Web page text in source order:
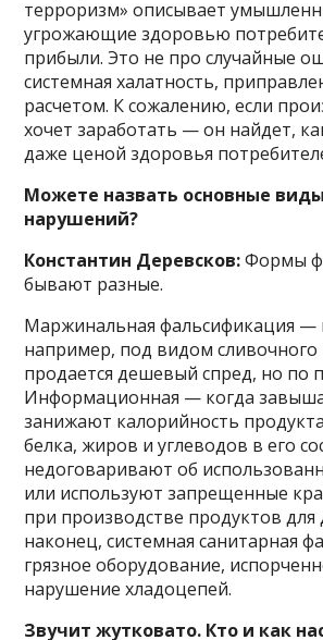
терроризм» описывает
угрожающие здоровью
прибыли. Это не про случайные
системная халатность,
расчетом. К сожалению, если
хочет заработать — он найдет,
даже ценой здоровья
Можете назвать основные
нарушений?
Константин Деревсков:Формы
бывают разные.
Маржинальная фальсификация —
например, под видом сливочного
продается дешевый спред, но по
Информационная — когда
занижают калорийность
белка, жиров и углеводов в его
недоговаривают об
или используют запрещенные
при производстве продуктов для
наконец, системная санитарная
грязное оборудование,
нарушение хладоцепей.
Звучит жутковато. Кто и как